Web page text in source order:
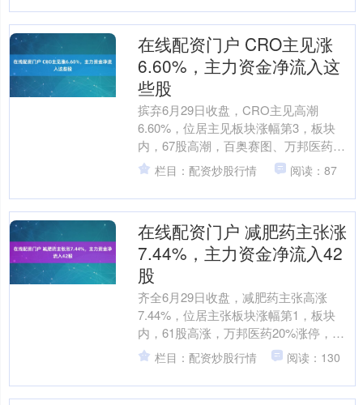
在线配资门户 CRO主见涨
6.60%，主力资金净流入这
些股
摈弃6月29日收盘，CRO主见高潮
6.60%，位居主见板块涨幅第3，板块
内，67股高潮，百奥赛图、万邦医药、
金石亚药等20%涨停，太龙药业、双成
药业、凯莱英等涨....
栏目：配资炒股行情 阅读：87
在线配资门户 减肥药主张涨
7.44%，主力资金净流入42
股
齐全6月29日收盘，减肥药主张高涨
7.44%，位居主张板块涨幅第1，板块
内，61股高涨，万邦医药20%涨停，双
鹭药业、太极集团、康缘药业等涨停，
泰恩康、一品红、....
栏目：配资炒股行情 阅读：130